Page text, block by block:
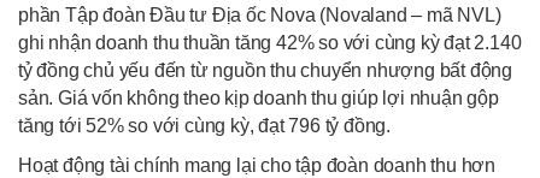
phần Tập đoàn Đầu tư Địa ốc Nova (Novaland – mã NVL)
ghi nhận doanh thu thuần tăng 42% so với cùng kỳ đạt 2.140
tỷ đồng chủ yếu đến từ nguồn thu chuyển nhượng bất động
sản. Giá vốn không theo kịp doanh thu giúp lợi nhuận gộp
tăng tới 52% so với cùng kỳ, đạt 796 tỷ đồng.
Hoạt động tài chính mang lại cho tập đoàn doanh thu hơn